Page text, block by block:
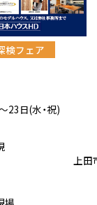
検フェア
23日(水・祝)
田
構造現場